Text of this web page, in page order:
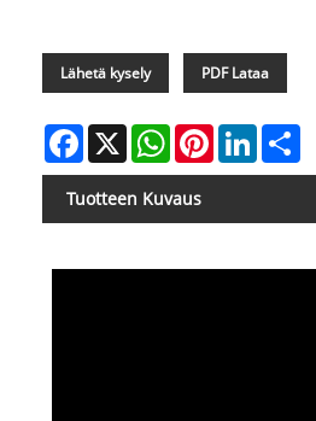
Lähetä kysely PDF Lataa
Facebook
X WhatsAppPinterestLinkedIn
Tuotteen Kuvaus